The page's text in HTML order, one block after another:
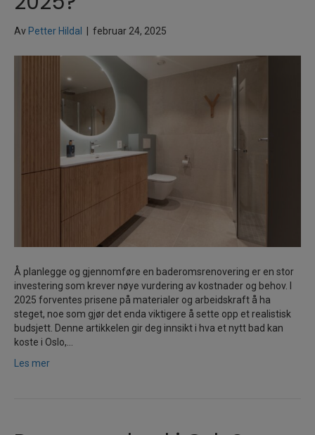
Av Petter Hildal februar 24, 2025
Å planlegge og gjennomføre en baderomsrenovering er en stor
investering som krever nøye vurdering av kostnader og behov. I
2025 forventes prisene på materialer og arbeidskraft å ha
steget, noe som gjør det enda viktigere å sette opp et realistisk
budsjett. Denne artikkelen gir deg innsikt i hva et nytt bad kan
koste i Oslo,…
Les mer